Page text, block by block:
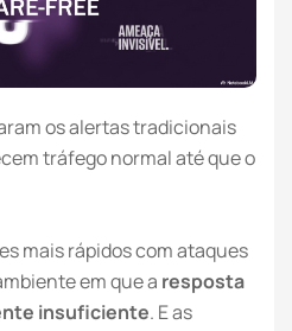
os alertas tradicionais
tráfego normal até que o
mais rápidos com ataques
em que a resposta
insuficiente. E as